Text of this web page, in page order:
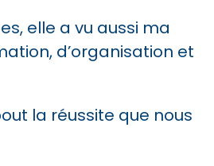
elle a vu aussi ma
d’organisation et
la réussite que nous